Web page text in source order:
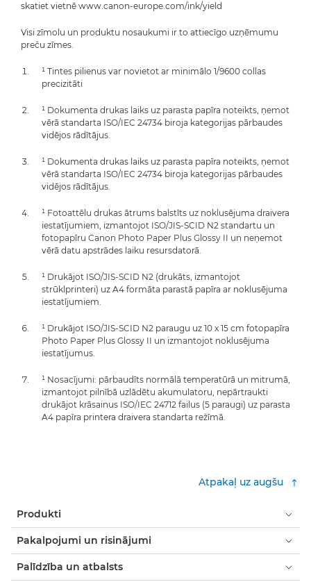
skatiet vietnē www.canon-europe.com/ink/yield
Visi zīmolu un produktu nosaukumi ir to attiecīgo uzņēmumu
preču zīmes.
¹ Tintes pilienus var novietot ar minimālo 1/9600 collas
precizitāti
¹ Dokumenta drukas laiks uz parasta papīra noteikts, ņemot
vērā standarta ISO/IEC 24734 biroja kategorijas pārbaudes
vidējos rādītājus.
¹ Dokumenta drukas laiks uz parasta papīra noteikts, ņemot
vērā standarta ISO/IEC 24734 biroja kategorijas pārbaudes
vidējos rādītājus.
¹ Fotoattēlu drukas ātrums balstīts uz noklusējuma draivera
iestatījumiem, izmantojot ISO/JIS-SCID N2 standartu un
fotopapīru Canon Photo Paper Plus Glossy II un neņemot
vērā datu apstrādes laiku resursdatorā.
¹ Drukājot ISO/JIS-SCID N2 (drukāts, izmantojot
strūklprinteri) uz A4 formāta parastā papīra ar noklusējuma
iestatījumiem.
¹ Drukājot ISO/JIS-SCID N2 paraugu uz 10 x 15 cm fotopapīra
Photo Paper Plus Glossy II un izmantojot noklusējuma
iestatījumus.
¹ Nosacījumi: pārbaudīts normālā temperatūrā un mitrumā,
izmantojot pilnībā uzlādētu akumulatoru, nepārtraukti
drukājot krāsainus ISO/IEC 24712 failus (5 paraugi) uz parasta
A4 papīra printera draivera standarta režīmā.
Atpakaļ uz augšu
Produkti
Pakalpojumi un risinājumi
Palīdzība un atbalsts